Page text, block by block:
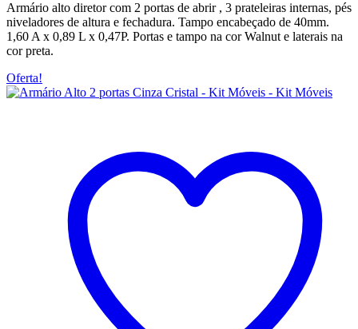
original
era:
R$1.106,00.
atual
é:
R$790,00.
Armário alto diretor com 2 portas de abrir , 3 prateleiras internas, pés
niveladores de altura e fechadura. Tampo encabeçado de 40mm.
1,60 A x 0,89 L x 0,47P. Portas e tampo na cor Walnut e laterais na
cor preta.
Oferta!